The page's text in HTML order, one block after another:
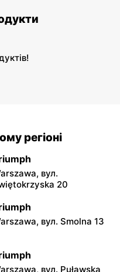
регіоні
вул.
20
вул. Smolna 13
вул. Puławska